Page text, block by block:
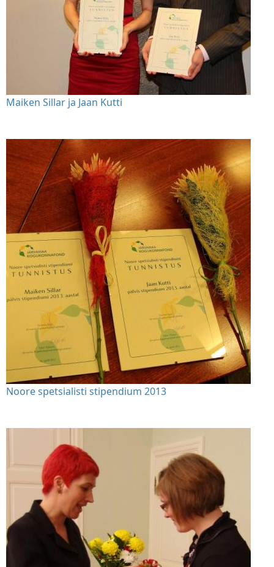
Maiken Sillar ja Jaan Kutti
Noore spetsialisti stipendium 2013